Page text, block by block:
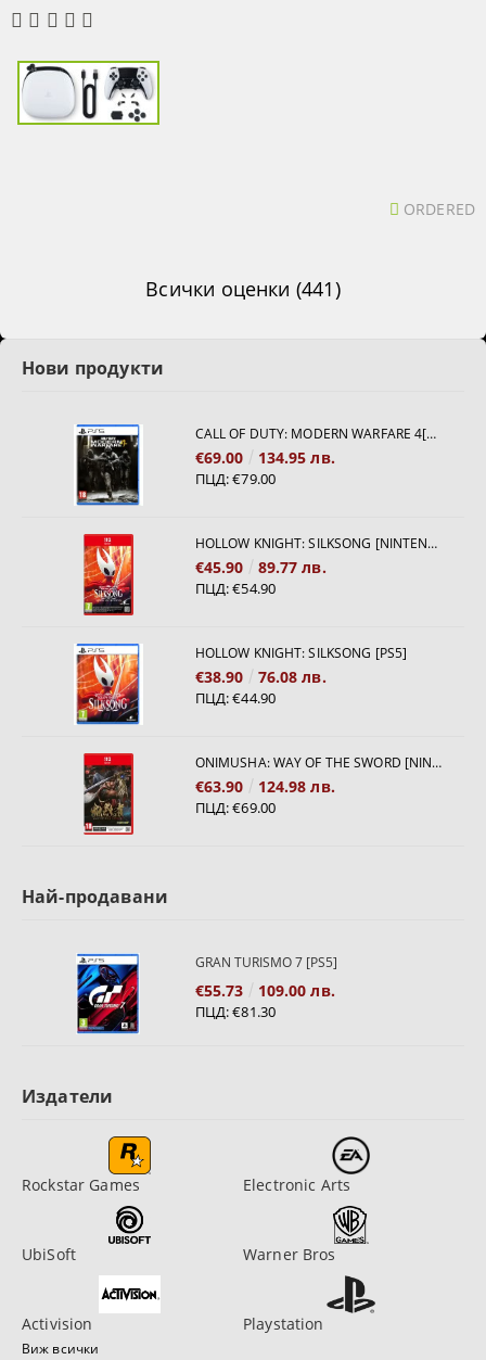
ORDERED
Всички оценки (441)
Нови продукти
CALL OF DUTY: MODERN WARFARE 4[PS5]
€69.00 134.95 лв.
ПЦД:€79.00
HOLLOW KNIGHT: SILKSONG [NINTENDO SWITCH 2]
€45.90 89.77 лв.
ПЦД:€54.90
HOLLOW KNIGHT: SILKSONG [PS5]
€38.90 76.08 лв.
ПЦД:€44.90
ONIMUSHA: WAY OF THE SWORD [NINTENDO SWITCH 2]
€63.90 124.98 лв.
ПЦД:€69.00
Най-продавани
GRAN TURISMO 7 [PS5]
€55.73 109.00 лв.
ПЦД:€81.30
Издатели
Rockstar Games Electronic Arts
UbiSoft Warner Bros
Activision Playstation
Виж всички